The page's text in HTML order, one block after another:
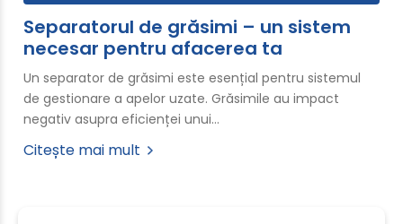
Separatorul de grăsimi – un sistem
necesar pentru afacerea ta
Un separator de grăsimi este esențial pentru sistemul
de gestionare a apelor uzate. Grăsimile au impact
negativ asupra eficienței unui…
Citește mai mult